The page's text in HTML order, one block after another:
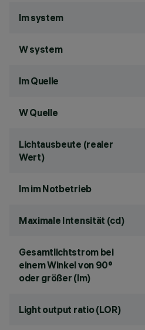
lm system
W system
lm Quelle
W Quelle
Lichtausbeute (realer
Wert)
lm im Notbetrieb
Maximale Intensität (cd)
Gesamtlichtstrom bei
einem Winkel von 90°
oder größer (lm)
Light output ratio (LOR)